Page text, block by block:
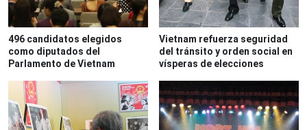
496 candidatos elegidos
como diputados del
Parlamento de Vietnam
Vietnam refuerza seguridad
del tránsito y orden social en
vísperas de elecciones